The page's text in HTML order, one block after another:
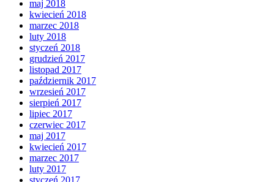
maj 2018
kwiecień 2018
marzec 2018
luty 2018
styczeń 2018
grudzień 2017
listopad 2017
październik 2017
wrzesień 2017
sierpień 2017
lipiec 2017
czerwiec 2017
maj 2017
kwiecień 2017
marzec 2017
luty 2017
styczeń 2017